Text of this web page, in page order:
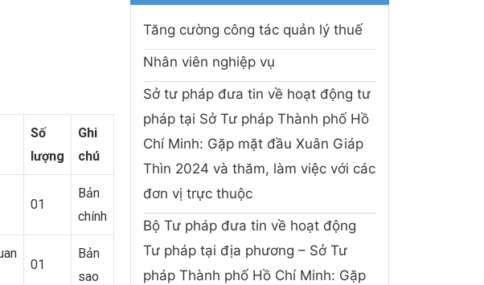
Số
lượng
Ghi
chú
01
Bản
chính
01
Bản
sao
Tăng cường công tác quản lý thuế
Nhân viên nghiệp vụ
Sở tư pháp đưa tin về hoạt động tư
pháp tại Sở Tư pháp Thành phố Hồ
Chí Minh: Gặp mặt đầu Xuân Giáp
Thìn 2024 và thăm, làm việc với các
đơn vị trực thuộc
Bộ Tư pháp đưa tin về hoạt động
Tư pháp tại địa phương – Sở Tư
pháp Thành phố Hồ Chí Minh: Gặp